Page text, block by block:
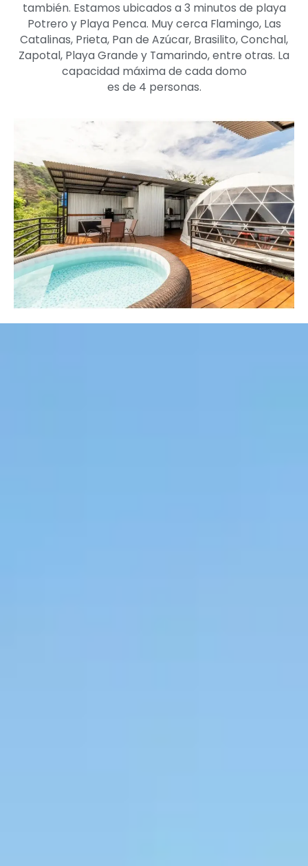
también. Estamos ubicados a 3 minutos de playa
Potrero y Playa Penca. Muy cerca Flamingo, Las
Catalinas, Prieta, Pan de Azúcar, Brasilito, Conchal,
Zapotal, Playa Grande y Tamarindo, entre otras. La
capacidad máxima de cada domo
es de 4 personas.